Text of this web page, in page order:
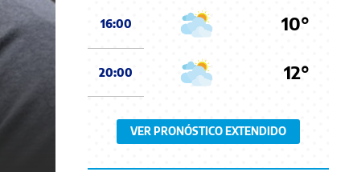
16:00 10°
20:00 12°
VER PRONÓSTICO EXTENDIDO